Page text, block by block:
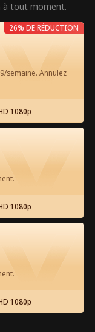
L'a
les épisodes
à tout moment.
semaine. Annulez
1080p
26% DE RÉDUCTION
1080p
1080p